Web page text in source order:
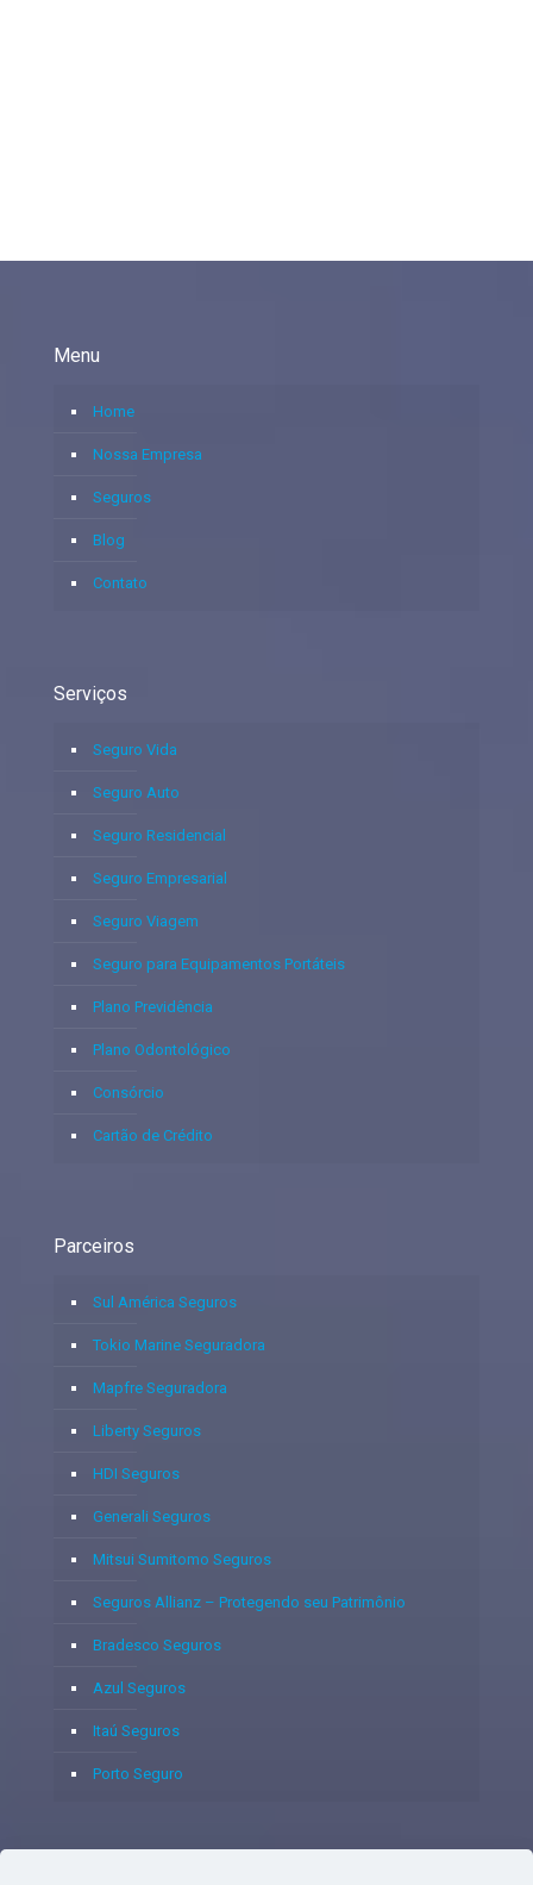
Menu
Home
Nossa Empresa
Seguros
Blog
Contato
Serviços
Seguro Vida
Seguro Auto
Seguro Residencial
Seguro Empresarial
Seguro Viagem
Seguro para Equipamentos Portáteis
Plano Previdência
Plano Odontológico
Consórcio
Cartão de Crédito
Parceiros
Sul América Seguros
Tokio Marine Seguradora
Mapfre Seguradora
Liberty Seguros
HDI Seguros
Generali Seguros
Mitsui Sumitomo Seguros
Seguros Allianz – Protegendo seu Patrimônio
Bradesco Seguros
Azul Seguros
Itaú Seguros
Porto Seguro